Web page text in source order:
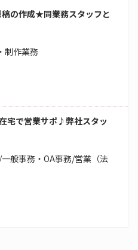
の作成★同業務スタッフと
制作業務
宅で営業サポ♪弊社スタッ
般事務・OA事務/営業（法